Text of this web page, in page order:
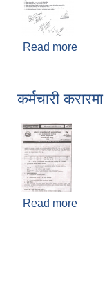
Read more
कर्मचारी
Read more